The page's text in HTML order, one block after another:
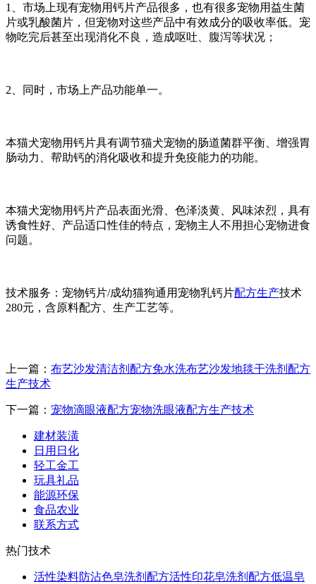
1、市场上现有宠物用钙片产品很多，也有很多宠物用益生菌
片或乳酸菌片，但宠物对这些产品中有效成分的吸收率低。宠
物吃完后甚至出现消化不良，造成呕吐、腹泻等状况；
2、同时，市场上产品功能单一。
本猫犬宠物用钙片具有调节猫犬宠物的肠道菌群平衡、增强胃
肠动力、帮助钙的消化吸收和提升免疫能力的功能。
本猫犬宠物用钙片产品表面光滑、色泽淡黄、风味浓烈，具有
诱食性好、产品适口性佳的特点，宠物主人不用担心宠物进食
问题。
技术服务：宠物钙片/成幼猫狗通用宠物乳钙片配方生产技术
280元，含原料配方、生产工艺等。
上一篇： 布艺沙发清洁剂配方免水洗布艺沙发地毯干洗剂配方
生产技术
下一篇： 宠物滴眼液配方宠物洗眼液配方生产技术
建材装潢
日用日化
轻工金工
玩具礼品
能源环保
食品农业
联系方式
热门技术
活性染料防沾色皂洗剂配方活性印花皂洗剂配方低温皂